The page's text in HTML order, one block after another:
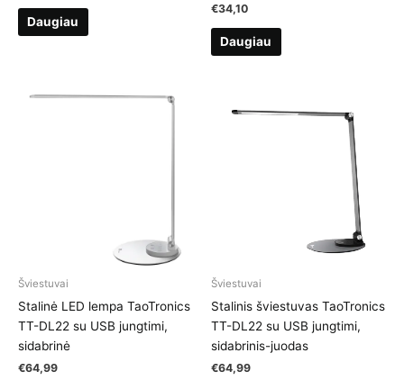
Daugiau
€34,10
Daugiau
Šviestuvai
Stalinė LED lempa TaoTronics
TT-DL22 su USB jungtimi,
sidabrinė
€64,99
Šviestuvai
Stalinis šviestuvas TaoTronics
TT-DL22 su USB jungtimi,
sidabrinis-juodas
€64,99